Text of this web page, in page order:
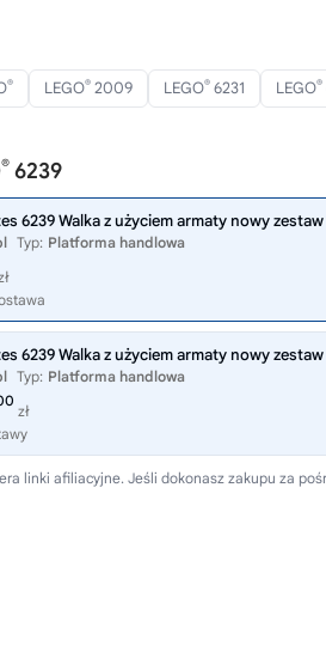
® LEGO® 2009 LEGO® 6231 LEGO®
® 6239
6239 Walka z użyciem armaty nowy
Typ: Platforma handlowa
6239 Walka z użyciem armaty nowy
Typ: Platforma handlowa
zł
linki afiliacyjne. Jeśli dokonasz zakupu za